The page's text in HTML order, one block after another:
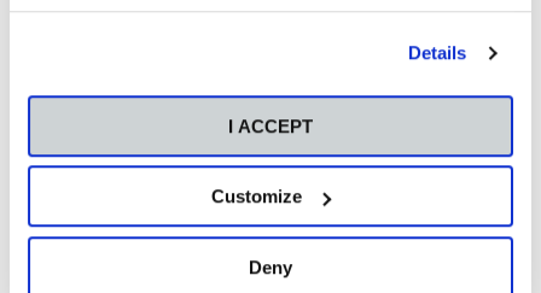
"Personalize" button. For more information you can visit
Details
I ACCEPT
Customize
Deny
este sentido, Ricardo Palomo se refirió a la IA
tengan más espacio para cultivar estas
El experto de la Universidad CEU San Pablo
los ámbitos y la educación no es un ámbito